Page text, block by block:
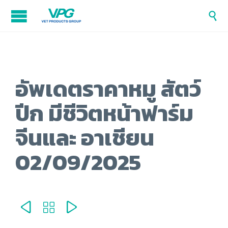

อัพเดตราคาหมู สัตว์
ปีก มีชีวิตหน้าฟาร์ม
จีนและ อาเชียน
02/09/2025
  